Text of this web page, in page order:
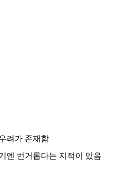
려가 존재함
엔 번거롭다는 지적이 있음